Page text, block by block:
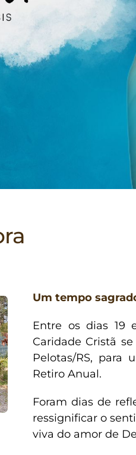
Um tempo
Entre os dias 19
Caridade Cristã
Pelotas/RS, para
Retiro Anual.
Foram dias de
ressignificar o
viva do amor de